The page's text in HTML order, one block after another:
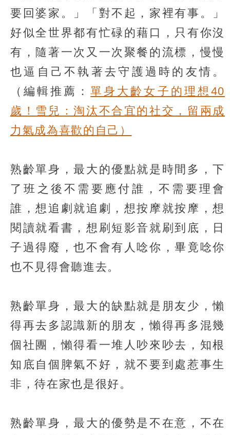
要回婆家。」「對不起，家裡有事。」
好似全世界都有忙碌的藉口，只有你沒
有，隨著一次又一次聚餐的流標，慢慢
也逼自己不執著去守護過時的友情。
（編輯推薦：單身大齡女子的理想40
歲！雪兒：淘汰不合宜的社交，留兩成
力氣成為喜歡的自己）
熟齡單身，最大的優點就是時間多，下
了班之後不需要應付誰，不需要理會
誰，想追劇就追劇，想按摩就按摩，想
閱讀就看書，想刷短影音就刷到底，日
子過得廢，也不會有人唸你，畢竟唸你
也不見得會聽進去。
熟齡單身，最大的缺點就是朋友少，懶
得再去多認識新的朋友，懶得再多混幾
個社團，懶得看一堆人吵來吵去，知根
知底自個脾氣不好，就不要到處惹事生
非，待在家也是很好。
熟齡單身，最大的優勢是不在意，不在